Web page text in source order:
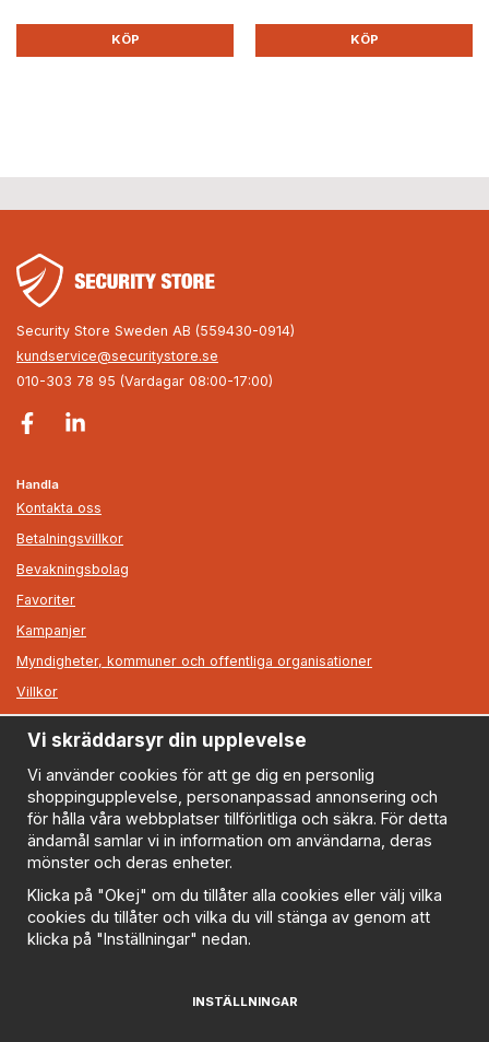
KÖP KÖP
Security Store Sweden AB (559430-0914)
kundservice@securitystore.se
010-303 78 95 (Vardagar 08:00-17:00)
Handla
Kontakta oss
Betalningsvillkor
Bevakningsbolag
Favoriter
Kampanjer
Myndigheter, kommuner och offentliga organisationer
Villkor
Information
Om oss
Nyheter
Nyhetsbrev
Logga in
Om cookies
Cookie inställningar
Policy
Vi skräddarsyr din upplevelse
Vi använder cookies för att ge dig en personlig
shoppingupplevelse, personanpassad annonsering och
för hålla våra webbplatser tillförlitliga och säkra. För detta
ändamål samlar vi in information om användarna, deras
mönster och deras enheter.
Klicka på "Okej" om du tillåter alla cookies eller välj vilka
cookies du tillåter och vilka du vill stänga av genom att
klicka på "Inställningar" nedan.
INSTÄLLNINGAR